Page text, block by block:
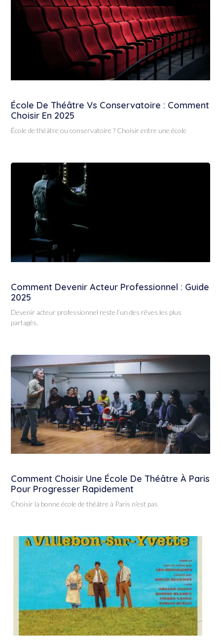
École De Théâtre Vs Conservatoire : Comment
Choisir En 2025
École de théâtre ou conservatoire ? Choisir entre une école
Comment Devenir Acteur Professionnel : Guide
2025
Devenir acteur professionnel reste l’un des rêves les plus
partagés,
Comment Choisir Une École De Théâtre À Paris
Pour Progresser Rapidement
Choisir la bonne école de théâtre à Paris n’est pas